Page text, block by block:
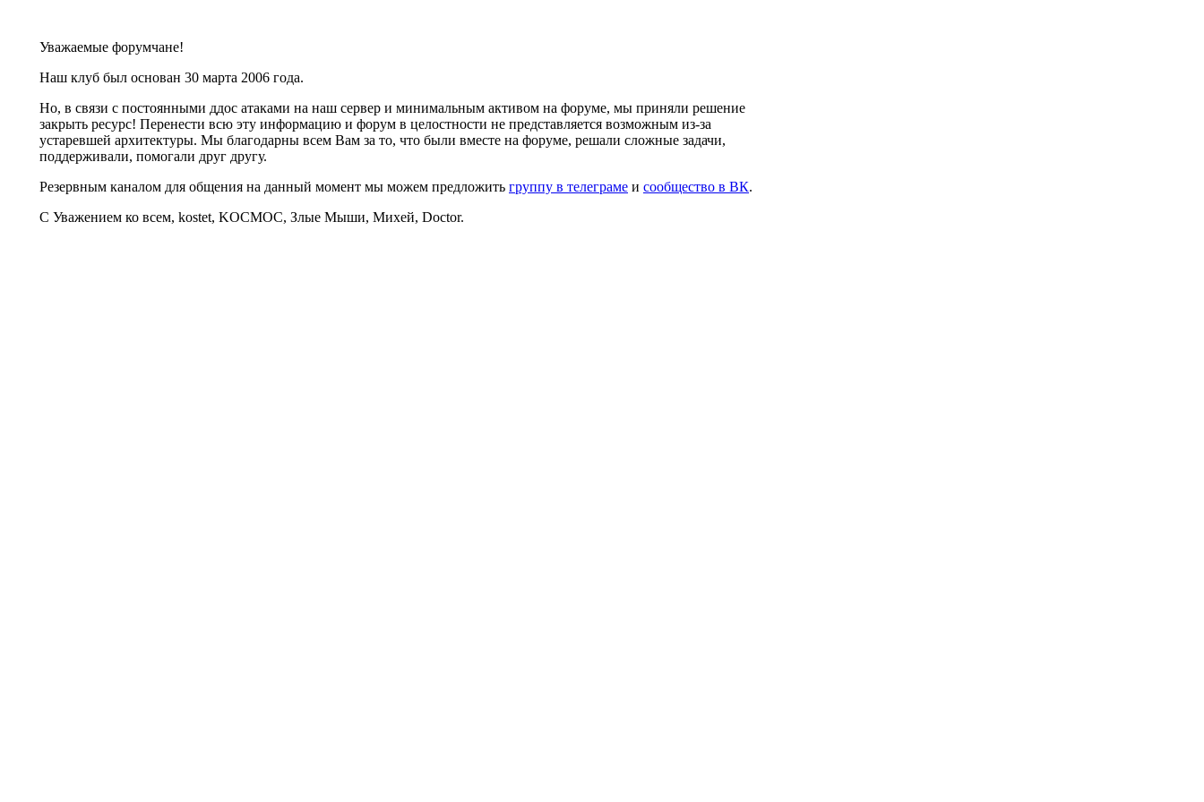
Уважаемые форумчане!
Наш клуб был основан 30 марта 2006 года.
Но, в связи с постоянными ддос атаками на наш сервер и минимальным активом на форуме, мы приняли решение
закрыть ресурс! Перенести всю эту информацию и форум в целостности не представляется возможным из-за
устаревшей архитектуры. Мы благодарны всем Вам за то, что были вместе на форуме, решали сложные задачи,
поддерживали, помогали друг другу.
Резервным каналом для общения на данный момент мы можем предложить группу в телеграме и сообщество в ВК.
С Уважением ко всем, kostet, KOCMOC, Злые Мыши, Михей, Doctor.